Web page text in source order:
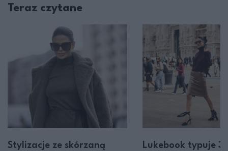
Teraz czytane
Stylizacje ze skórzaną
Lukebook typuje 3